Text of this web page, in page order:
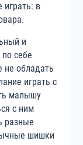
играть: в
и
себе
не обладать
играть с
малышу
с ним
разные
шишки